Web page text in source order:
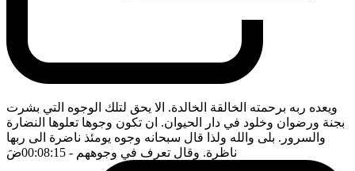
ويعده ربه برحمته الخالقة الخالدة. الا يحق لتلك الوجوه التي بشرت
بجنة ورضوان وخلود في دار الحيوان. ان تكون وجوها تعلوها النضارة
والسرور. بلى والله ولذا قال سبحانه وجوه يومئذ ناضرة الى ربها
ناظرة. وقال تعرف في وجوههم - 00:08:15 ضَ